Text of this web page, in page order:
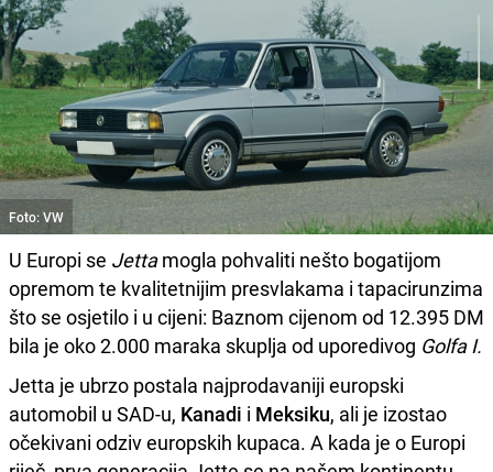
Foto: VW
U Europi se Jettamogla pohvaliti nešto bogatijom
opremom te kvalitetnijim presvlakama i tapacirunzima
što se osjetilo i u cijeni: Baznom cijenom od 12.395 DM
bila je oko 2.000 maraka skuplja od uporedivog Golfa I.
Jetta je ubrzo postala najprodavaniji europski
automobil u SAD-u, Kanadi i Meksiku, ali je izostao
očekivani odziv europskih kupaca. A kada je o Europi